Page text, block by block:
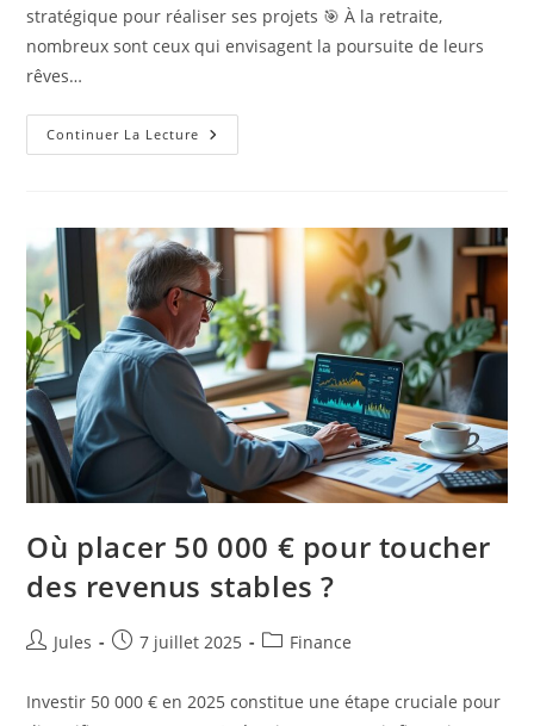
stratégique pour réaliser ses projets 🎯 À la retraite,
nombreux sont ceux qui envisagent la poursuite de leurs
rêves…
Continuer La Lecture Crédit
Conso
Bonne
Ou
Mauvaise
Idée
?
Où placer 50 000 € pour toucher
des revenus stables ?
Auteur/autrice
la
publication :
Jules
Publication
7 juillet 2025
PostFinance
Investir 50 000 € en 2025 constitue une étape cruciale pour